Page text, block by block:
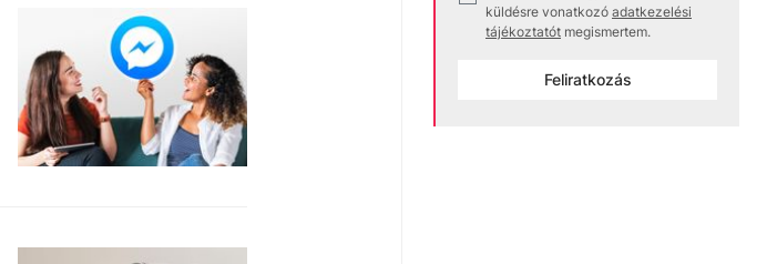
küldésre vonatkozó adatkezelési
tájékoztatót megismertem.
Feliratkozás